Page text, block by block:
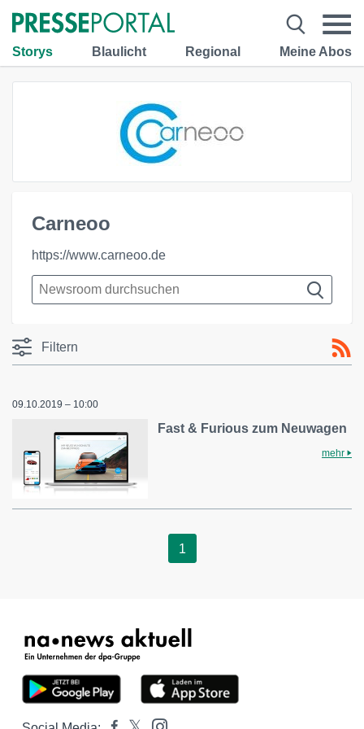
Storys Blaulicht Regional Meine Abos
Carneoo
https://www.carneoo.de
Filtern
09.10.2019 – 10:00
Fast & Furious zum Neuwagen
mehr
1